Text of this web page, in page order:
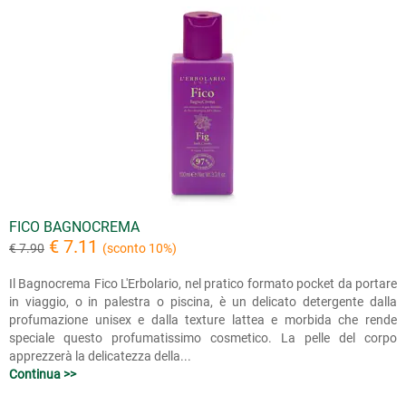
FICO BAGNOCREMA
€ 7.90 € 7.11 (sconto 10%)
Il Bagnocrema Fico L'Erbolario, nel pratico formato pocket da portare
in viaggio, o in palestra o piscina, è un delicato detergente dalla
profumazione unisex e dalla texture lattea e morbida che rende
speciale questo profumatissimo cosmetico. La pelle del corpo
apprezzerà la delicatezza della...
Continua >>